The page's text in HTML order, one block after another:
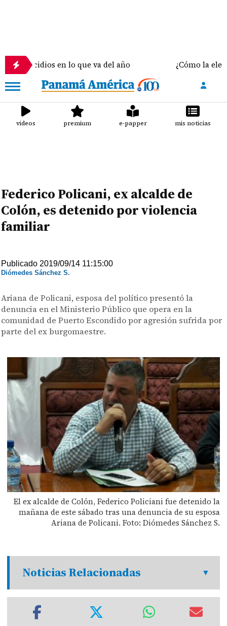
en lo que va del año ¿Cómo la elección del
videos premium e-papper mis noticias
Federico Policani, ex alcalde de
Colón, es detenido por violencia
familiar
Publicado 2019/09/14 11:15:00
Diómedes Sánchez S.
Ariana de Policani, esposa del político presentó la
denuncia en el Ministerio Público que opera en la
comunidad de Puerto Escondido por agresión sufrida por
parte del ex burgomaestre.
El ex alcalde de Colón, Federico Policiani fue detenido la
mañana de este sábado tras una denuncia de su esposa
Ariana de Policani. Foto: Diómedes Sánchez S.
Noticias Relacionadas